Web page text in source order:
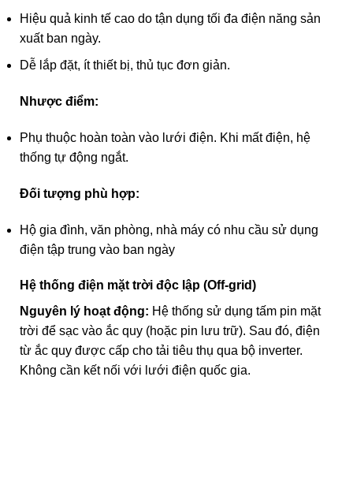
Hiệu quả kinh tế cao do tận dụng tối đa điện năng sản
xuất ban ngày.
Dễ lắp đặt, ít thiết bị, thủ tục đơn giản.
Nhược điểm:
Phụ thuộc hoàn toàn vào lưới điện. Khi mất điện, hệ
thống tự động ngắt.
Đối tượng phù hợp:
Hộ gia đình, văn phòng, nhà máy có nhu cầu sử dụng
điện tập trung vào ban ngày
Hệ thống điện mặt trời độc lập (Off-grid)
Nguyên lý hoạt động: Hệ thống sử dụng tấm pin mặt
trời để sạc vào ắc quy (hoặc pin lưu trữ). Sau đó, điện
từ ắc quy được cấp cho tải tiêu thụ qua bộ inverter.
Không cần kết nối với lưới điện quốc gia.